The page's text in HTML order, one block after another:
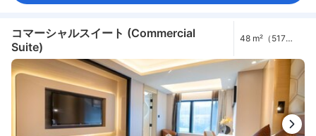
コマーシャルスイート (Commercial
Suite)
48 m²（517